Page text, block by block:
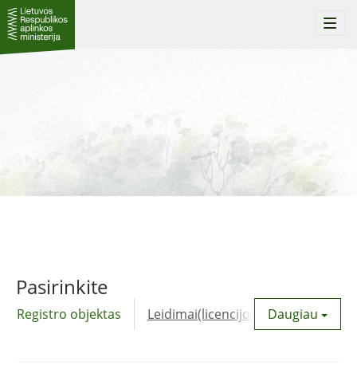
Pasirinkite
Registro objektas Leidimai(licencijos) Daugiau